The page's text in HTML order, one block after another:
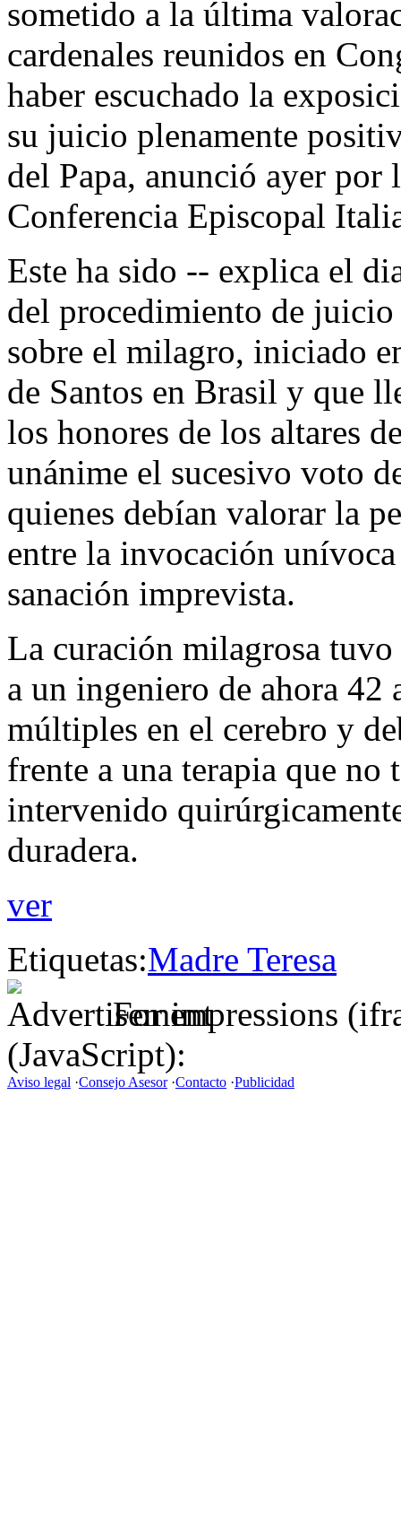
sometido a la última
cardenales reunidos en
haber escuchado la
su juicio plenamente
del Papa, anunció ayer por
Conferencia Episcopal
Este ha sido -- explica el
del procedimiento de juicio
sobre el milagro, iniciado
de Santos en Brasil y que
los honores de los altares
unánime el sucesivo voto
quienes debían valorar la
entre la invocación
sanación imprevista.
La curación milagrosa
a un ingeniero de ahora 42
múltiples en el cerebro y
frente a una terapia que no
intervenido
duradera.
ver
Etiquetas:Madre Teresa
For impressions
(JavaScript):
Aviso legal ·Consejo Asesor·Contacto ·Publicidad